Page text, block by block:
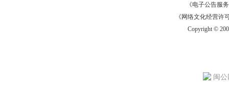
《电子公告服务
《网络文化经营许
Copyright ©
闽公